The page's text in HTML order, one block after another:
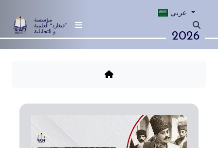
مؤسسة
”قيغارد“ العلمية
و التحليلية
عربي
2026